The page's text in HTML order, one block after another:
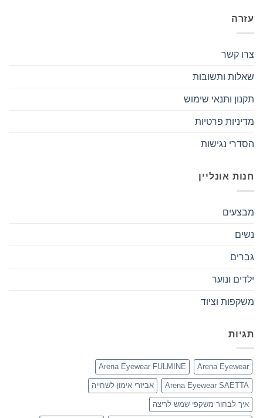
עזרה
צרו קשר
שאלות ותשובות
תקנון ותנאי שימוש
מדיניות פרטיות
הסדרי נגישות
חנות אונליין
מבצעים
נשים
גברים
ילדים ונוער
משקפות וציוד
תגיות
Arena Eyewear
Arena Eyewear FULMINE
Arena Eyewear SAETTA אביזרי אימון לשחייה
איך לבחור משקפי שמש לריצה